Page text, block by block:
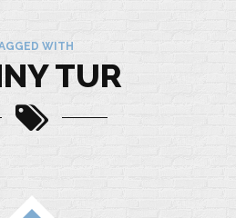
WITH
TUR